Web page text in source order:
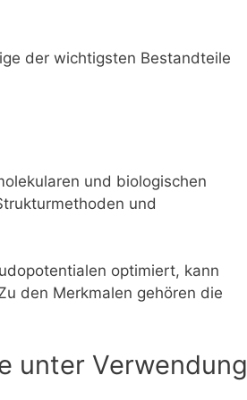
der wichtigsten Bestandteile
und biologischen
und
optimiert, kann
den Merkmalen gehören die
unter Verwendung